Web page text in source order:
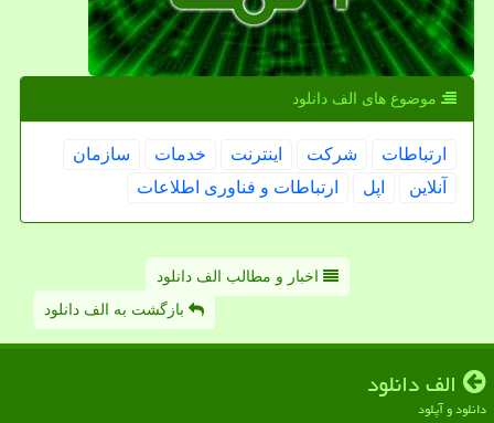
موضوع های الف دانلود
ارتباطات شركت اینترنت خدمات
سازمان
آنلاین
اپل ارتباطات و فناوری اطلاعات
اخبار و مطالب الف دانلود
بازگشت به الف دانلود
الف دانلود
دانلود و آپلود